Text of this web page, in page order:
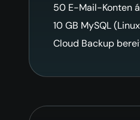
50 E-Mail-Konten á
10 GB MySQL
Cloud Backup